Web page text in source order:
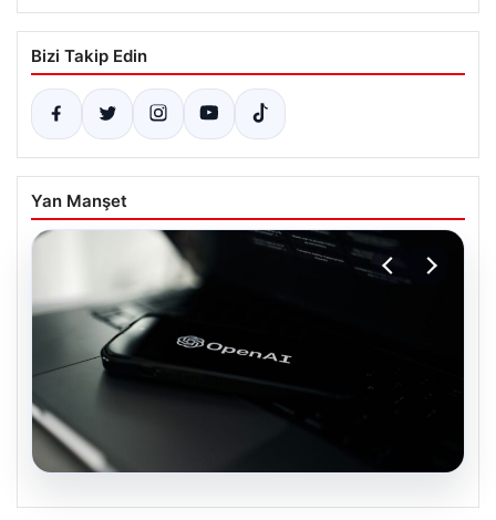
Bizi Takip Edin
Yan Manşet
05.08.2026